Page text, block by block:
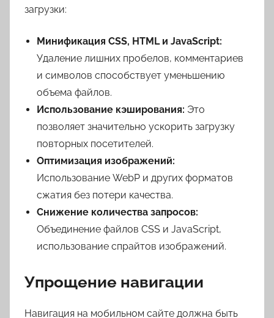
загрузки:
Минификация CSS, HTML и JavaScript:
Удаление лишних пробелов, комментариев
и символов способствует уменьшению
объема файлов.
Использование кэширования: Это
позволяет значительно ускорить загрузку
повторных посетителей.
Оптимизация изображений:
Использование WebP и других форматов
сжатия без потери качества.
Снижение количества запросов:
Объединение файлов CSS и JavaScript,
использование спрайтов изображений.
Упрощение навигации
Навигация на мобильном сайте должна быть